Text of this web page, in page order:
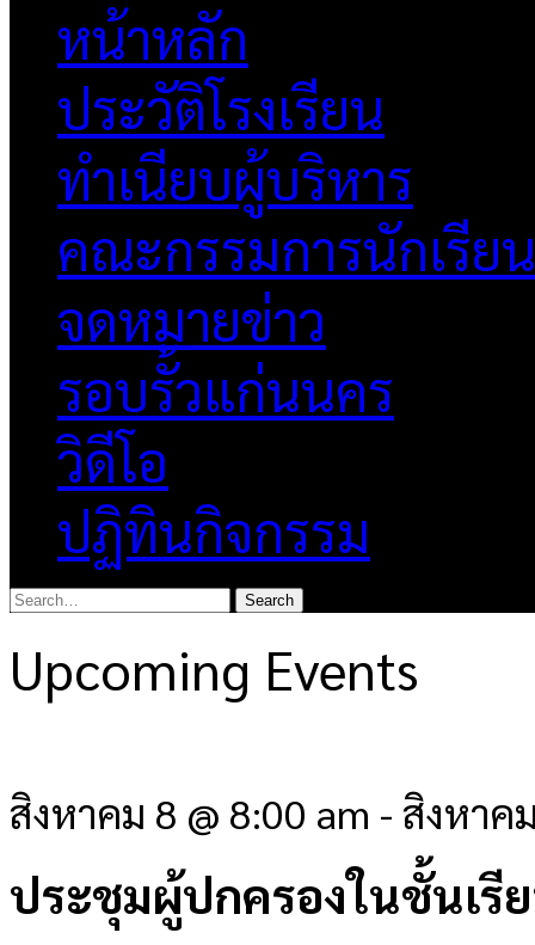
หน้าหลัก
ประวัติโรงเรียน
ทำเนียบผู้บริหาร
คณะกรรมการนักเรียน
จดหมายข่าว
รอบรั้วแก่นนคร
วิดีโอ
ปฏิทินกิจกรรม
Upcoming Events
สิงหาคม 8 @ 8:00 am - สิงหาค
ประชุมผู้ปกครองในชั้นเรี